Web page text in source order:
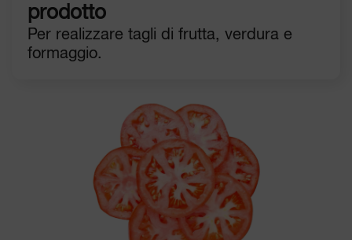
prodotto
Per realizzare tagli di frutta, verdura e
formaggio.